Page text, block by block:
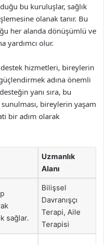
bu kuruluşlar, sağlık
olanak tanır. Bu
her alanda dönüşümlü ve
yardımcı olur.
hizmetleri, bireylerin
adına önemli
yanı sıra, bu
bireylerin yaşam
bir adım olarak
Uzmanlık
Alanı
sağlar.
Bilişsel
Davranışçı
Terapi, Aile
Terapisi